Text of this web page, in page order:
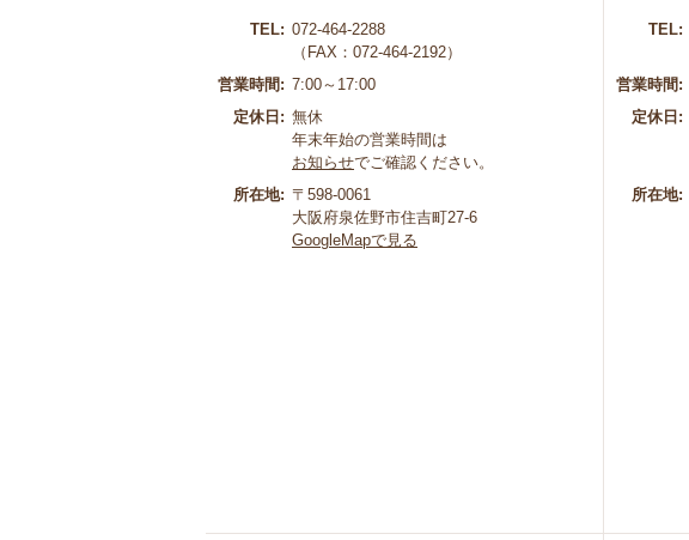
TEL: 072-464-2288
（FAX：072-464-2192）
営業時間: 7:00～17:00
定休日: 無休
年末年始の営業時間は
お知らせでご確認ください。
所在地: 〒598-0061
大阪府泉佐野市住吉町27-6
GoogleMapで見る
TEL:
営業時間:
定休日:
所在地: